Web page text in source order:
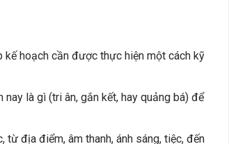
hoạch cần được thực hiện một cách kỹ
là gì (tri ân, gắn kết, hay quảng bá) để
địa điểm, âm thanh, ánh sáng, tiệc, đến